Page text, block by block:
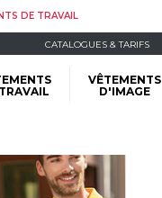
DE TRAVAIL
CATALOGUES & TARIFS
VÊTEMENTS
D'IMAGE